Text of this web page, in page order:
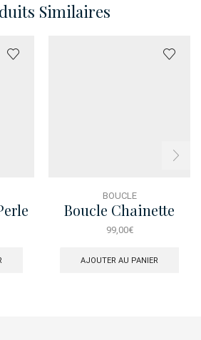
Similaires
BOUCLE
Boucle Chainette
Marquise
99,00€
AJOUTER AU PANIER